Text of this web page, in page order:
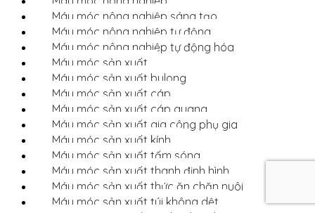
Máy móc nông nghiệp sáng tạo
Máy móc nông nghiệp tự động
Máy móc nông nghiệp tự động hóa
Máy móc sản xuất
Máy móc sản xuất bulong
Máy móc sản xuất cáp
Máy móc sản xuất cáp quang
Máy móc sản xuất gia công phụ gia
Máy móc sản xuất kính
Máy móc sản xuất tấm sóng
Máy móc sản xuất thanh định hình
Máy móc sản xuất thức ăn chăn nuôi
Máy móc sản xuất túi không dệt